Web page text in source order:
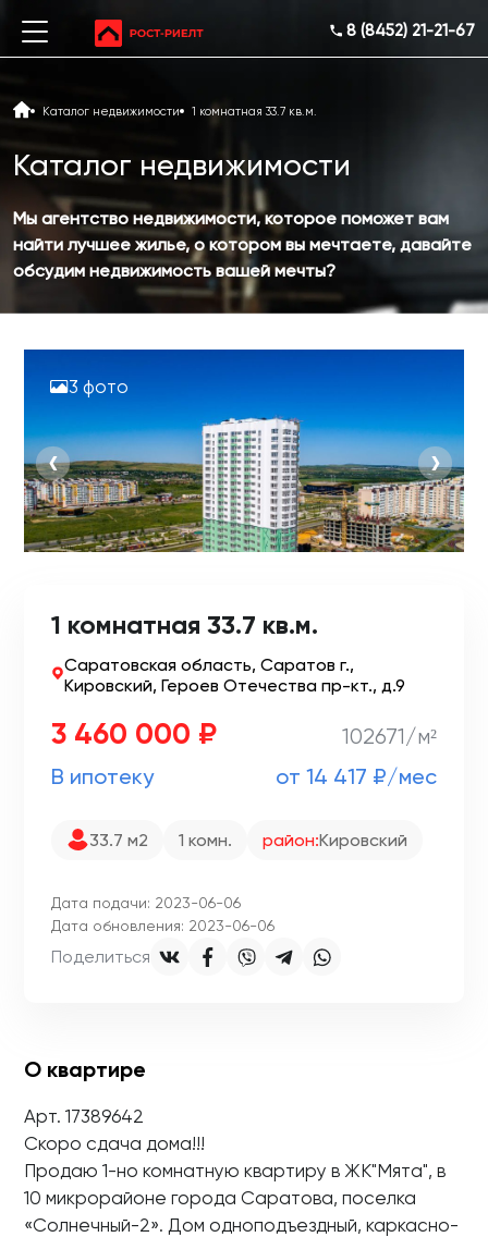
8 (8452) 21-21-67
Каталог недвижимости 1 комнатная 33.7 кв.м.
Каталог недвижимости
Мы агентство недвижимости, которое поможет вам
найти лучшее жилье, о котором вы мечтаете, давайте
обсудим недвижимость вашей мечты?
3 фото
‹ ›
1 комнатная 33.7 кв.м.
Саратовская область, Саратов г.,
Кировский, Героев Отечества пр-кт., д.9
3 460 000 ₽ 102671/м²
В ипотеку от 14 417 ₽/мес
33.7 м2 1 комн. район:Кировский
Дата подачи: 2023-06-06
Дата обновления: 2023-06-06
Поделиться
О квартире
Арт. 17389642
Скоро сдача дома!!!
Продаю 1-но комнатную квартиру в ЖК"Мята", в
10 микрорайоне города Саратова, поселка
«Солнечный-2». Дом одноподъездный, каркасно-